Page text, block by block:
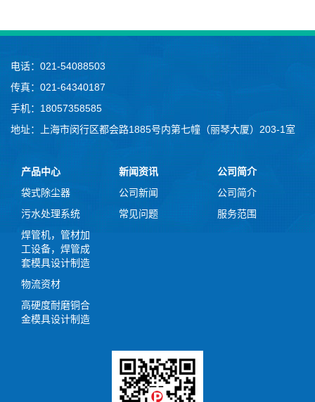
电话：021-54088503
传真：021-64340187
手机：18057358585
地址：上海市闵行区都会路1885号内第七幢（丽琴大厦）203-1室
产品中心
袋式除尘器
污水处理系统
焊管机，管材加
工设备，焊管成
套模具设计制造
物流资材
高硬度耐磨铜合
金模具设计制造
新闻资讯
公司新闻
常见问题
公司简介
公司简介
服务范围